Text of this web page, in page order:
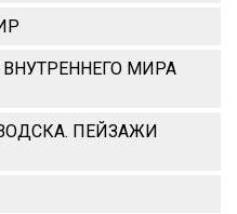
МИРА
ПЕЙЗАЖИ